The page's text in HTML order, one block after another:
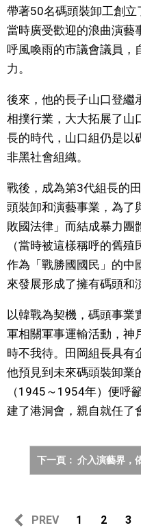
生活
娛樂
教育
家庭
醫療健康
語言
東京
編輯部通知
帶著50名碼頭裝卸工創
當時廣受歡迎的浪曲演藝
呼風喚雨的市議會議員，
力。
後來，他的長子山口登繼
相撲行業，大大拓展了山
長的時代，山口組仍是以
非黑社會組織。
戰後，成為第3代組長的
頭裝卸和演藝事業，為了
敗國法律」而結成暴力團
（當時被這樣稱呼的舊殖
作為「戰勝國國民」的中
來發展形成了擁有碼頭和
以韓戰為契機，碼頭事業
軍相關軍事運輸活動，神
時不我待。田岡組長具有
他預見到未來碼頭裝卸業
（1945～1954年）便呼
建了港洞會，親自就任了
下一頁： 介入演藝界，
PREV 1 2 3